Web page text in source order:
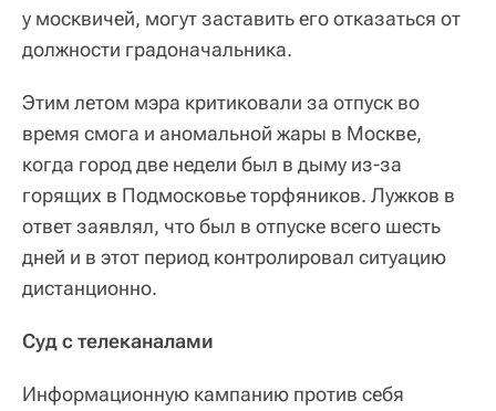
у москвичей, могут заставить его отказаться от
должности градоначальника.
Этим летом мэра критиковали за отпуск во
время смога и аномальной жары в Москве,
когда город две недели был в дыму из-за
горящих в Подмосковье торфяников. Лужков в
ответ заявлял, что был в отпуске всего шесть
дней и в этот период контролировал ситуацию
дистанционно.
Суд с телеканалами
Информационную кампанию против себя